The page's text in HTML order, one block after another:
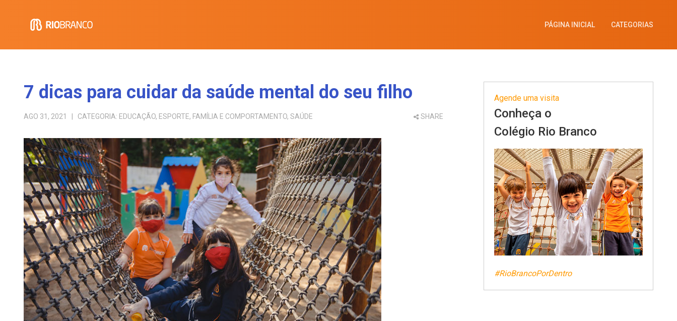
PÁGINA INICIAL CATEGORIAS
7 dicas para cuidar da saúde mental do seu filho
AGO 31, 2021 | CATEGORIA: EDUCAÇÃO, ESPORTE, FAMÍLIA E COMPORTAMENTO, SAÚDE SHARE
Agende uma visita
Conheça o
Colégio Rio Branco
#RioBrancoPorDentro